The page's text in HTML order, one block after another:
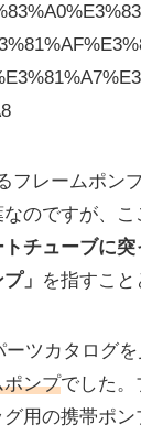
フレームポン
のですが、こ
チューブに
」 を指すこと
ーツカタログ
ポンプでした
用の携帯ポン